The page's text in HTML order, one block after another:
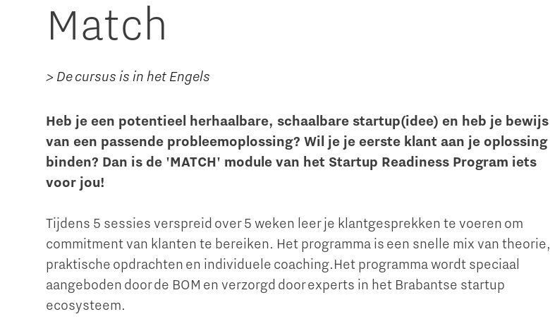
Match
> De cursus is in het Engels
Heb je een potentieel herhaalbare, schaalbare startup(idee) en heb je bewijs
van een passende probleemoplossing? Wil je je eerste klant aan je oplossing
binden? Dan is de 'MATCH' module van het Startup Readiness Program iets
voor jou!
Tijdens 5 sessies verspreid over 5 weken leer je klantgesprekken te voeren om
commitment van klanten te bereiken. Het programma is een snelle mix van theorie,
praktische opdrachten en individuele coaching.Het programma wordt speciaal
aangeboden door de BOM en verzorgd door experts in het Brabantse startup
ecosysteem.